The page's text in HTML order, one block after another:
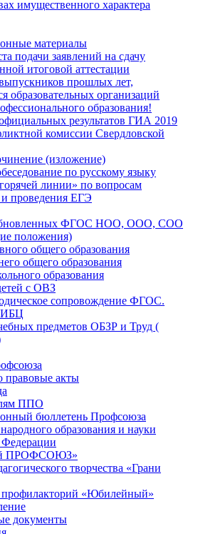
имущественного характера
материалы
подачи заявлений на сдачу
итоговой аттестации
прошлых лет,
образовательных организаций
образования!
результатов ГИА 2019
комиссии Свердловской
(изложение)
по русскому языку
линии» по вопросам
проведения ЕГЭ
ФГОС НОО, ООО, СОО
положения)
общего образования
общего образования
образования
с ОВЗ
сопровождение ФГОС.
предметов ОБЗР и Труд (
правовые акты
ППО
бюллетень Профсоюза
образования и науки
ПРОФСОЮЗ»
творчества «Грани
профилакторий «Юбилейный»
документы